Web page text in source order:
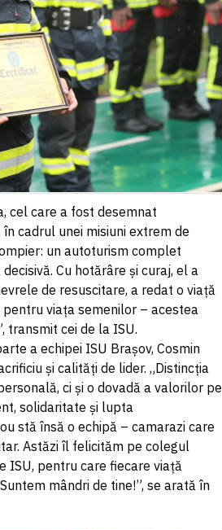
cel care a fost desemnat
cadrul unei misiuni extrem de
un autoturism complet
Cu hotărâre și curaj, el a
de resuscitare, a redat o viață
viața semenilor – acestea
transmit cei de la ISU.
a echipei ISU Brașov, Cosmin
și calități de lider. „Distincția
ci și o dovadă a valorilor pe
solidaritate și lupta
stă însă o echipă – camarazi care
Astăzi îl felicităm pe colegul
ISU, pentru care fiecare viață
mândri de tine!”, se arată în